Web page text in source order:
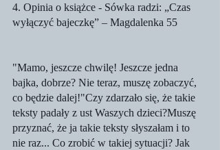
4. Opinia o książce - Sówka radzi: „Czas
wyłączyć bajeczkę” – Magdalenka 55
"Mamo, jeszcze chwilę! Jeszcze jedna
bajka, dobrze? Nie teraz, muszę zobaczyć,
co będzie dalej!"Czy zdarzało się, że takie
teksty padały z ust Waszych dzieci?Muszę
przyznać, że ja takie teksty słyszałam i to
nie raz... Co zrobić w takiej sytuacji? Jak